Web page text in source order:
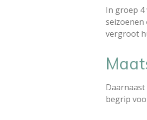
In groep 4
seizoenen
vergroot
begrip